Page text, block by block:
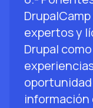
expertos y
Drupal
información